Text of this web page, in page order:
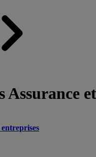
Assurance